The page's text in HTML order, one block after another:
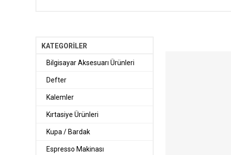
KATEGORİLER
Bilgisayar Aksesuarı Ürünleri
Defter
Kalemler
Kırtasiye Ürünleri
Kupa / Bardak
Espresso Makinası